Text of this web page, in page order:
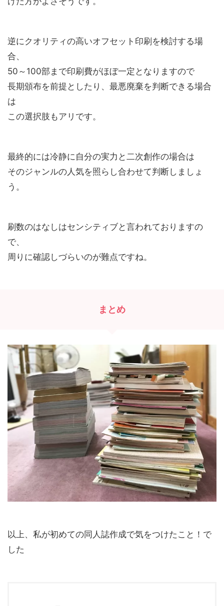
逆にクオリティの高いオフセット印刷を検討する場
合、
50～100部まで印刷費がほぼ一定となりますので
長期頒布を前提としたり、最悪廃棄を判断できる場合
は
この選択肢もアリです。
最終的には冷静に自分の実力と二次創作の場合は
そのジャンルの人気を照らし合わせて判断しましょ
う。
刷数のはなしはセンシティブと言われておりますの
で、
周りに確認しづらいのが難点ですね。
まとめ
以上、私が初めての同人誌作成で気をつけたこと！で
した